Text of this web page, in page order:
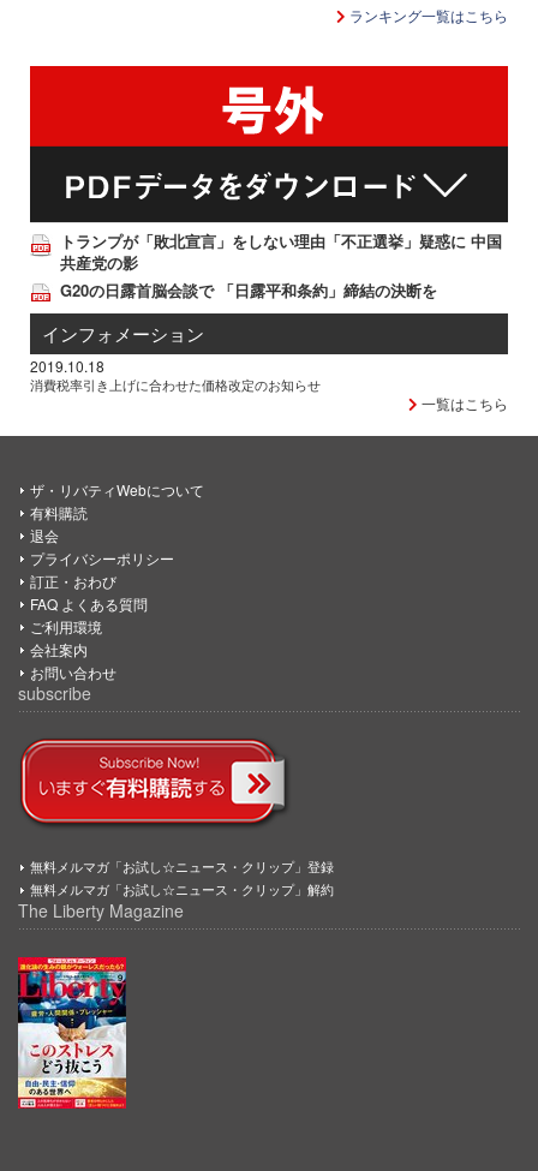
ランキング一覧はこちら
トランプが「敗北宣言」をしない理由「不正選挙」疑惑に 中国
共産党の影
G20の日露首脳会談で 「日露平和条約」締結の決断を
インフォメーション
2019.10.18
消費税率引き上げに合わせた価格改定のお知らせ
一覧はこちら
ザ・リバティWebについて
有料購読
退会
プライバシーポリシー
訂正・おわび
FAQ よくある質問
ご利用環境
会社案内
お問い合わせ
subscribe
無料メルマガ「お試し☆ニュース・クリップ」登録
無料メルマガ「お試し☆ニュース・クリップ」解約
The Liberty Magazine